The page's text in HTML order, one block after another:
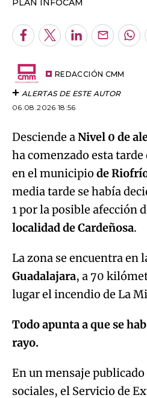
PLAN INFOCAM
Facebook
TwitterLinkedInEnviar
REDACCIÓN CMM
ALERTAS DE ESTE AUTOR
06.08.2026 18:56
Desciende aNivel 0 de
ha comenzado esta tarde
en el municipio de
media tarde se había
1 por la posible afección
localidad de Cardeñosa.
La zona se encuentra en
Guadalajara, a 70
lugar el incendio de La
Todo apunta a que se
rayo.
En un mensaje publicado
sociales, el Servicio de